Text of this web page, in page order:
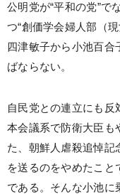
公明党が“平和の党”で
つ“創価学会婦人部（
四津敏子から小池百
ばならない。
自民党との連立にも反
本会議系で防衛大臣も
た、朝鮮人虐殺追悼記
を送るのをやめたこ
である。そんな小池に